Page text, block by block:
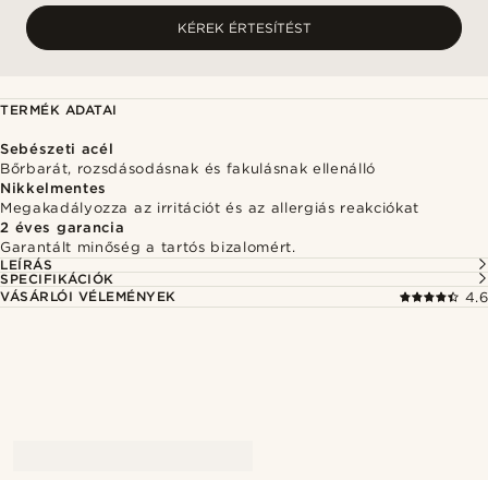
KÉREK ÉRTESÍTÉST
TERMÉK ADATAI
Sebészeti acél
Bőrbarát, rozsdásodásnak és fakulásnak ellenálló
Nikkelmentes
Megakadályozza az irritációt és az allergiás reakciókat
2 éves garancia
Garantált minőség a tartós bizalomért.
LEÍRÁS
SPECIFIKÁCIÓK
VÁSÁRLÓI VÉLEMÉNYEK
4.6